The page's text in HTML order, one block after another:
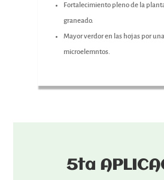
Fortalecimiento pleno de la
graneado.
Mayor verdor en las hojas por
microelemntos.
5ta